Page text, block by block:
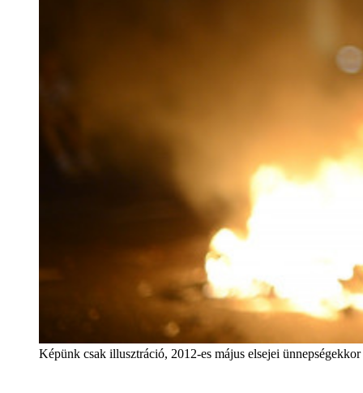
Képünk csak illusztráció, 2012-es május elsejei